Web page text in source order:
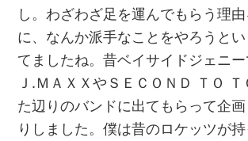
し。わざわざ足を運んでもらう理
に、なんか派手なことをやろうと
てましたね。昔ベイサイドジェニ
Ｊ.ＭＡＸＸやＳＥＣＯＮＤ ＴＯ
た辺りのバンドに出てもらって企
りしました。僕は昔のロケッツが